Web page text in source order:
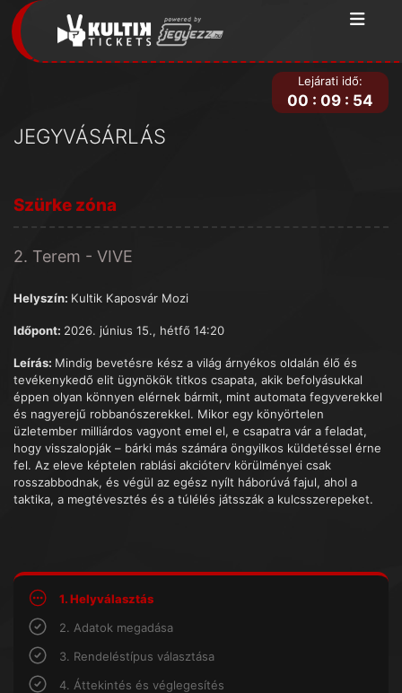
JEGYVÁSÁRLÁS
Lejárati idő:
00 : 09 : 54
Szürke zóna
2. Terem - VIVE
Helyszín: Kultik Kaposvár Mozi
Időpont: 2026. június 15., hétfő 14:20
Leírás: Mindig bevetésre kész a világ árnyékos oldalán élő és
tevékenykedő elit ügynökök titkos csapata, akik befolyásukkal
éppen olyan könnyen elérnek bármit, mint automata fegyverekkel
és nagyerejű robbanószerekkel. Mikor egy könyörtelen
üzletember milliárdos vagyont emel el, e csapatra vár a feladat,
hogy visszalopják – bárki más számára öngyilkos küldetéssel érne
fel. Az eleve képtelen rablási akcióterv körülményei csak
rosszabbodnak, és végül az egész nyílt háborúvá fajul, ahol a
taktika, a megtévesztés és a túlélés játsszák a kulcsszerepeket.
1. Helyválasztás
2. Adatok megadása
3. Rendeléstípus választása
4. Áttekintés és véglegesítés